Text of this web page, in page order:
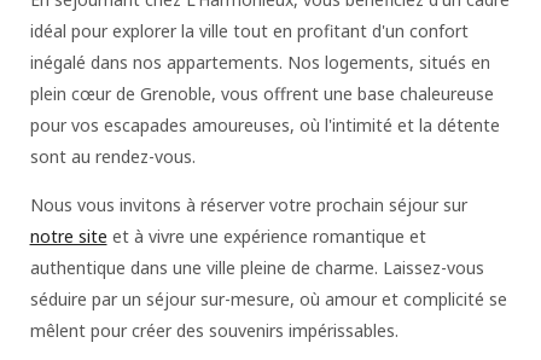
idéal pour explorer la ville tout en profitant d'un confort
inégalé dans nos appartements. Nos logements, situés en
plein cœur de Grenoble, vous offrent une base chaleureuse
pour vos escapades amoureuses, où l'intimité et la détente
sont au rendez-vous.
Nous vous invitons à réserver votre prochain séjour sur
notre site et à vivre une expérience romantique et
authentique dans une ville pleine de charme. Laissez-vous
séduire par un séjour sur-mesure, où amour et complicité se
mêlent pour créer des souvenirs impérissables.